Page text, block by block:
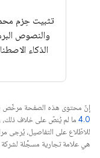
تثبيت حِزم
والنصوص
إنّ محتوى هذه الصفحة
4.0‏ ما لم يُنصّ على خلاف
للاطّلاع على التفاصيل، يُرجى
هي علامة تجارية مسجَّلة لشركة Oracle و/أو شركائها التابعين.